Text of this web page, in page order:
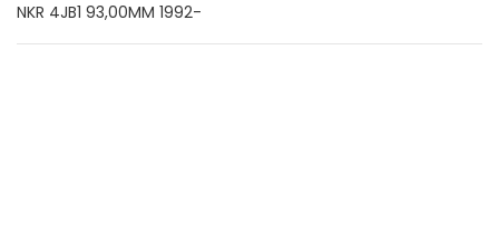
NKR 4JB1 93,00MM 1992-